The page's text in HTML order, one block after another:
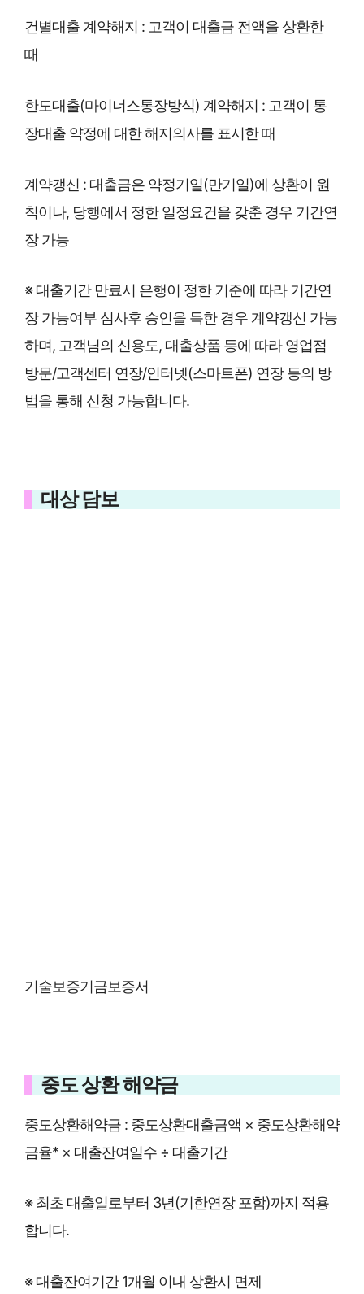
건별대출 계약해지 : 고객이 대출금 전액을 상환한
때
한도대출(마이너스통장방식) 계약해지 : 고객이 통
장대출 약정에 대한 해지의사를 표시한 때
계약갱신 : 대출금은 약정기일(만기일)에 상환이 원
칙이나, 당행에서 정한 일정요건을 갖춘 경우 기간연
장 가능
※ 대출기간 만료시 은행이 정한 기준에 따라 기간연
장 가능여부 심사후 승인을 득한 경우 계약갱신 가능
하며, 고객님의 신용도, 대출상품 등에 따라 영업점
방문/고객센터 연장/인터넷(스마트폰) 연장 등의 방
법을 통해 신청 가능합니다.
대상 담보
기술보증기금보증서
중도 상환 해약금
중도상환해약금 : 중도상환대출금액 × 중도상환해약
금율* × 대출잔여일수 ÷ 대출기간
※ 최초 대출일로부터 3년(기한연장 포함)까지 적용
합니다.
※ 대출잔여기간 1개월 이내 상환시 면제